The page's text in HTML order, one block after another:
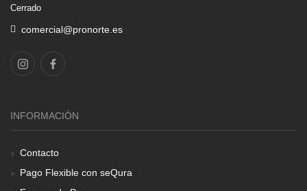
Cerrado
comercial@pronorte.es
INFORMACIÓN
Contacto
Pago Flexible con seQura